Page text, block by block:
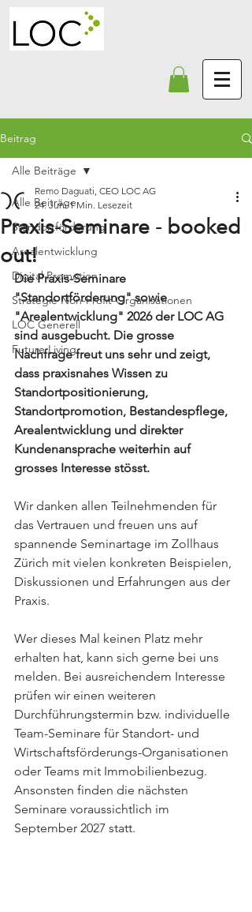
Beitrag
Alle Beiträge
Standortförderung
Arealentwicklung
Digital Promotion
Strategie Non-Profit-Organisationen
LOC Generell
Future Living
Alle Beiträge
Praxis-Seminare - booked
out!
Remo Daguati, CEO LOC AG
24. Juni 1 Min. Lesezeit
Die Praxis-Seminare
"Standortförderung" sowie
"Arealentwicklung" 2026 der LOC AG
sind ausgebucht. Die grosse
Nachfrage freut uns sehr und zeigt,
dass praxisnahes Wissen zu
Standortpositionierung,
Standortpromotion, Bestandespflege,
Arealentwicklung und direkter
Kundenansprache weiterhin auf
grosses Interesse stösst.
Wir danken allen Teilnehmenden für
das Vertrauen und freuen uns auf
spannende Seminartage im Zollhaus
Zürich mit vielen konkreten Beispielen,
Diskussionen und Erfahrungen aus der
Praxis.
Wer dieses Mal keinen Platz mehr
erhalten hat, kann sich gerne bei uns
melden. Bei ausreichendem Interesse
prüfen wir einen weiteren
Durchführungstermin bzw. individuelle
Team-Seminare für Standort- und
Wirtschaftsförderungs-Organisationen
oder Teams mit Immobilienbezug.
Ansonsten finden die nächsten
Seminare voraussichtlich im
September 2027 statt.